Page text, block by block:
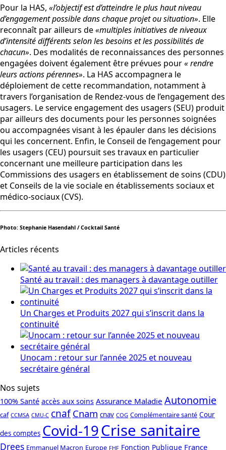
Pour la HAS, «l’objectif est d’atteindre le plus haut niveau
d’engagement possible dans chaque projet ou situation». Elle
reconnaît par ailleurs de«multiples initiatives de niveaux
d’intensité différents selon les besoins et les possibilités de
chacun». Des modalités de reconnaissances des personnes
engagées doivent également être prévues pour« rendre
leurs actions pérennes». La HAS accompagnera le
déploiement de cette recommandation, notamment à
travers l’organisation de Rendez-vous de l’engagement des
usagers. Le service engagement des usagers (SEU) produit
par ailleurs des documents pour les personnes soignées
ou accompagnées visant à les épauler dans les décisions
qui les concernent. Enfin, le Conseil de l’engagement pour
les usagers (CEU) poursuit ses travaux en particulier
concernant une meilleure participation dans les
Commissions des usagers en établissement de soins (CDU)
et Conseils de la vie sociale en établissements sociaux et
médico-sociaux (CVS).
Photo: Stephanie Hasendahl / Cocktail Santé
Articles récents
Santé au travail : des managers à davantage outiller
Un Charges et Produits 2027 qui s’inscrit dans la
continuité
Unocam : retour sur l’année 2025 et nouveau
secrétaire général
Nos sujets
100% Santé accès aux soins Assurance Maladie Autonomie
caf CCMSA CMU-C cnaf Cnam cnav COG Complémentaire santé Cour
des comptes Covid-19Crise sanitaire
Drees Emmanuel Macron Europe FHF Fonction Publique France